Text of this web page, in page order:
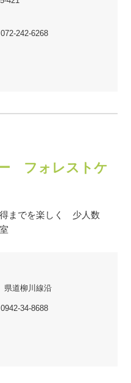
242-6268
フォレストケ
までを楽しく 少人数
道柳川線沿
34-8688